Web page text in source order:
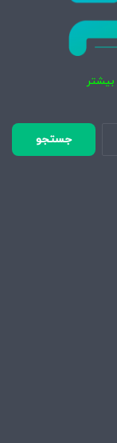
بیشتر
جستجو
برای: